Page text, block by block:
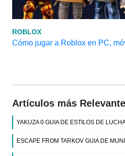
ROBLOX
Cómo jugar a Roblox en PC,
Artículos más
YAKUZA 0 GUIA DE ESTILOS DE
ESCAPE FROM TARKOV GUIA DE